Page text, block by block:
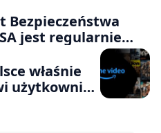
Bezpieczeństwa
jest regularnie
praw
przez
do rolek na
właśnie
użytkownicy